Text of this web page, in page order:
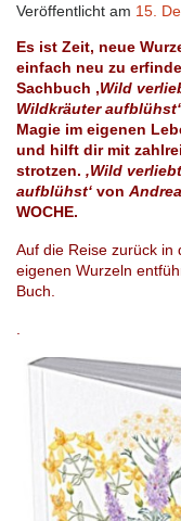
Veröffentlicht am 15.
Es ist Zeit, neue
einfach neu zu
Sachbuch ‚Wild
Wildkräuter aufblühst‘
Magie im eigenen
und hilft dir mit
strotzen. ‚Wild
aufblühst‘ von
WOCHE.
Auf die Reise zurück in
eigenen Wurzeln
Buch.